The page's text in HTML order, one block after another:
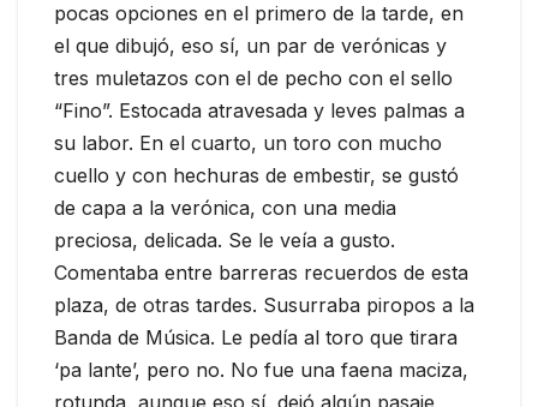
pocas opciones en el primero de la tarde, en
el que dibujó, eso sí, un par de verónicas y
tres muletazos con el de pecho con el sello
“Fino”. Estocada atravesada y leves palmas a
su labor. En el cuarto, un toro con mucho
cuello y con hechuras de embestir, se gustó
de capa a la verónica, con una media
preciosa, delicada. Se le veía a gusto.
Comentaba entre barreras recuerdos de esta
plaza, de otras tardes. Susurraba piropos a la
Banda de Música. Le pedía al toro que tirara
‘pa lante’, pero no. No fue una faena maciza,